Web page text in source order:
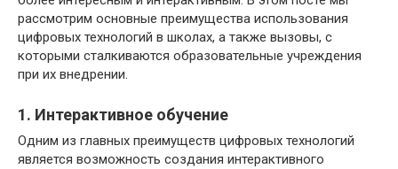
рассмотрим основные преимущества использования
цифровых технологий в школах, а также вызовы, с
которыми сталкиваются образовательные учреждения
при их внедрении.
1. Интерактивное обучение
Одним из главных преимуществ цифровых технологий
является возможность создания интерактивного